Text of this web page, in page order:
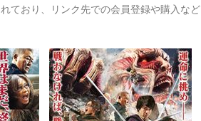
ており、リンク先での会員登録や購入など